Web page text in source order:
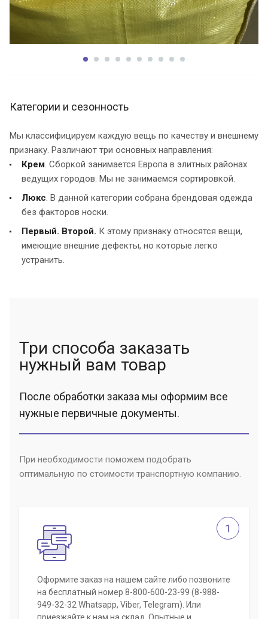
Категории и сезонность
Мы классифицируем каждую вещь по качеству и внешнему
признаку. Различают три основных направления:
Крем. Сборкой занимается Европа в элитных районах
ведущих городов. Мы не занимаемся сортировкой.
Люкс. В данной категории собрана брендовая одежда
без факторов носки.
Первый. Второй. К этому признаку относятся вещи,
имеющие внешние дефекты, но которые легко
устранить.
Три способа заказать
нужный вам товар
После обработки заказа мы оформим все
нужные первичные документы.
При необходимости поможем подобрать
оптимальную по стоимости транспортную компанию.
1
Оформите заказ на нашем сайте либо позвоните
на бесплатный номер 8-800-600-23-99 (8-988-
949-32-32 Whatsapp, Viber, Telegram). Или